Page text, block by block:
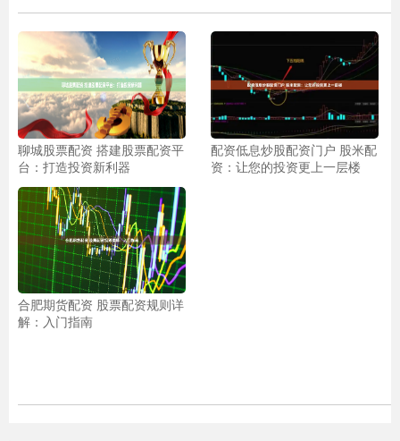
聊城股票配资 搭建股票配资平
台：打造投资新利器
配资低息炒股配资门户 股米配
资：让您的投资更上一层楼
合肥期货配资 股票配资规则详
解：入门指南